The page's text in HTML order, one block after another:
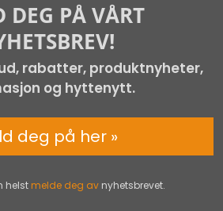
DEG PÅ VÅRT
rabatter, produktnyheter,
og hyttenytt.
helst melde deg av nyhetsbrevet.
deg på her »